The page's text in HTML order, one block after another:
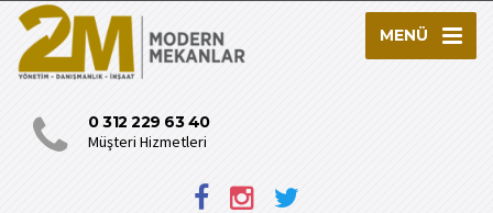
MENÜ
0 312 229 63 40
Müşteri Hizmetleri